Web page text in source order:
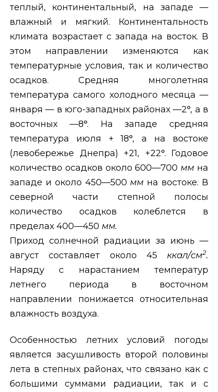
теплый, континентальный, на западе —
влажный и мягкий. Континентальность
климата возрастает с запада на восток. В
этом направлении изменяются как
температурные условия, так и количество
осадков. Средняя многолетняя
температура самого холодного месяца —
января — в юго-западных районах —2°, а в
восточных —8°. На западе средняя
температура июля + 18°, а на востоке
(левобережье Днепра) +21, +22°. Годовое
количество осадков около 600—700 мм на
западе и около 450—500 мм на востоке. В
северной части степной полосы
количество осадков колеблется в
пределах 400—450 мм.
Приход солнечной радиации за июнь —
август составляет около 45 ккал/см2.
Наряду с нарастанием температур
летнего периода в восточном
направлении понижается относительная
влажность воздуха.
Особенностью летних условий погоды
является засушливость второй половины
лета в степных районах, что связано как с
большими суммами радиации, так и с